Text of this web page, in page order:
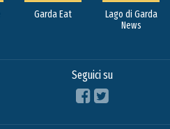
Garda Eat
Lago di Garda
News
Seguici su